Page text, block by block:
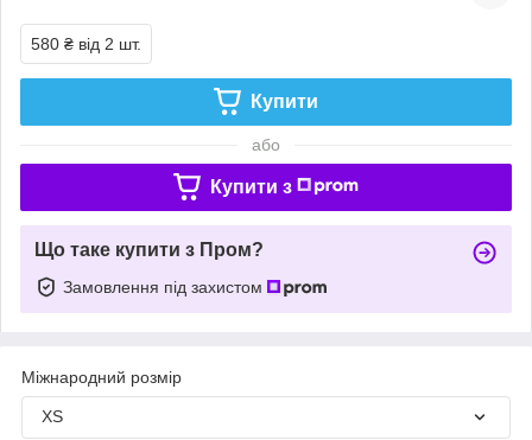
580 ₴ від 2 шт.
Купити
або
Купити з
Що таке купити з Пром?
Замовлення під захистом
Міжнародний розмір
XS